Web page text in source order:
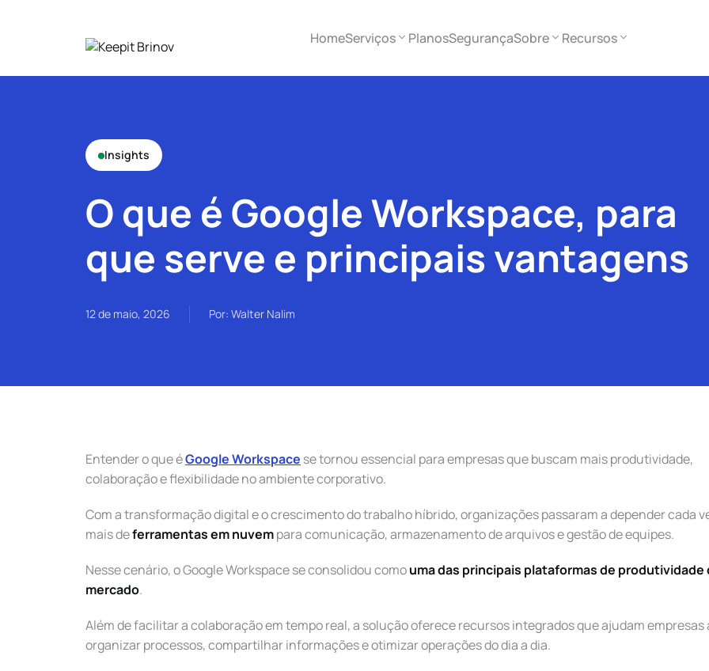
HomeServiços PlanosSegurançaSobre Recursos
Insights
O que é Google Workspace, para
que serve e principais vantagens
12 de maio, 2026 Por: Walter Nalim
Entender o que éGoogle Workspace se tornou essencial para empresas que buscam mais produtividade,
colaboração e flexibilidade no ambiente corporativo.
Com a transformação digital e o crescimento do trabalho híbrido, organizações passaram a depender cada
mais deferramentas em nuvempara comunicação, armazenamento de arquivos e gestão de equipes.
Nesse cenário, o Google Workspace se consolidou comouma das principais plataformas de produtividade
mercado.
Além de facilitar a colaboração em tempo real, a solução oferece recursos integrados que ajudam empresas
organizar processos, compartilhar informações e otimizar operações do dia a dia.